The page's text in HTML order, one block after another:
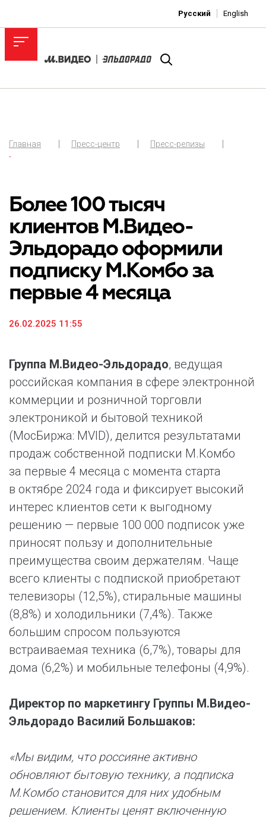
Русский English
Главная Пресс-центр
Пресс-релизы
-
Более 100 тысяч
клиентов М.Видео-
Эльдорадо оформили
подписку М.Комбо за
первые 4 месяца
26.02.2025 11:55
Группа М.Видео-Эльдорадо, ведущая
российская компания в сфере электронной
коммерции и розничной торговли
электроникой и бытовой техникой
(МосБиржа: MVID), делится результатами
продаж собственной подписки М.Комбо
за первые 4 месяца с момента старта
в октябре 2024 года и фиксирует высокий
интерес клиентов сети к выгодному
решению — первые 100 000 подписок уже
приносят пользу и дополнительные
преимущества своим держателям. Чаще
всего клиенты с подпиской приобретают
телевизоры (12,5%), стиральные машины
(8,8%) и холодильники (7,4%). Также
большим спросом пользуются
встраиваемая техника (6,7%), товары для
дома (6,2%) и мобильные телефоны (4,9%).
Директор по маркетингу Группы М.Видео-
Эльдорадо Василий Большаков:
«Мы видим, что россияне активно
обновляют бытовую технику, а подписка
М.Комбо становится для них удобным
решением. Клиенты ценят включенную